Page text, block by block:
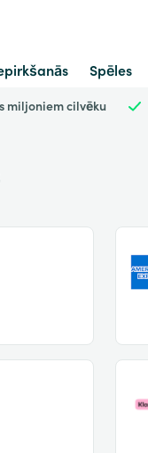
Spēles
miljoniem cilvēku